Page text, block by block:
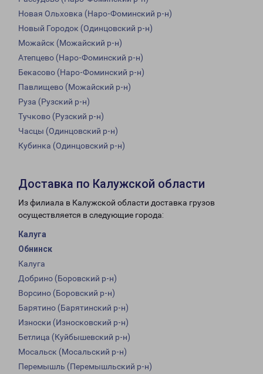
Новая Ольховка (Наро-Фоминский р-н)
Новый Городок (Одинцовский р-н)
Можайск (Можайский р-н)
Атепцево (Наро-Фоминский р-н)
Бекасово (Наро-Фоминский р-н)
Павлищево (Можайский р-н)
Руза (Рузский р-н)
Тучково (Рузский р-н)
Часцы (Одинцовский р-н)
Кубинка (Одинцовский р-н)
Доставка по Калужской области
Из филиала в Калужской области доставка грузов
осуществляется в следующие города:
Калуга
Обнинск
Калуга
Добрино (Боровский р-н)
Ворсино (Боровский р-н)
Барятино (Барятинский р-н)
Износки (Износковский р-н)
Бетлица (Куйбышевский р-н)
Мосальск (Мосальский р-н)
Перемышль (Перемышльский р-н)